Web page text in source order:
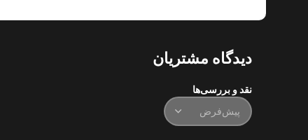
دیدگاه مشتریان
نقد و بررسی‌ها